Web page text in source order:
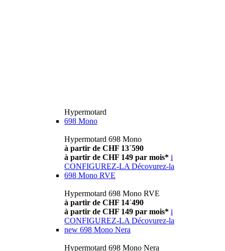
Hypermotard
698 Mono
Hypermotard 698 Mono
à partir de CHF 13´590
à partir de CHF 149 par mois* i
CONFIGUREZ-LA Décovurez-la
698 Mono RVE
Hypermotard 698 Mono RVE
à partir de CHF 14´490
à partir de CHF 149 par mois* i
CONFIGUREZ-LA Décovurez-la
new 698 Mono Nera
Hypermotard 698 Mono Nera